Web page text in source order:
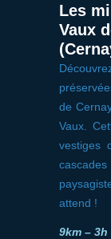
Les
Vaux
de
Vaux.
vestiges
attend !
9km –